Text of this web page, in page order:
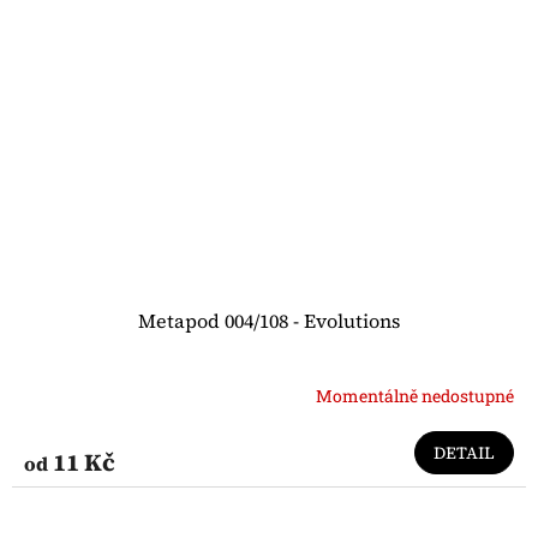
Metapod 004/108 - Evolutions
Momentálně nedostupné
od 11 Kč DETAIL